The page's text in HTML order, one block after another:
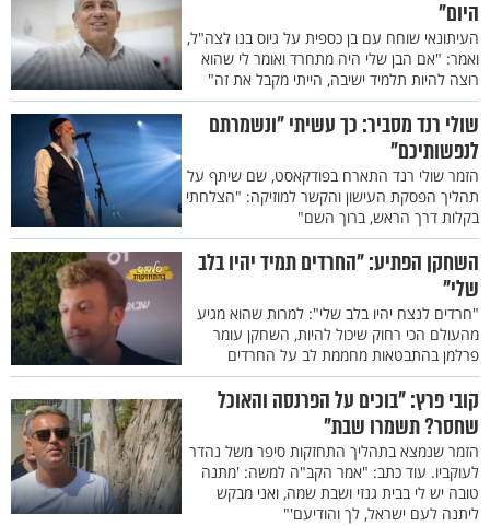
היום"
העיתונאי שוחח עם בן כספית על גיוס בנו לצה"ל,
ואמר: "אם הבן שלי היה מתחרד ואומר לי שהוא
רוצה להיות תלמיד ישיבה, הייתי מקבל את זה"
שולי רנד מסביר: כך עשיתי "ונשמרתם
לנפשותיכם"
הזמר שולי רנד התארח בפודקאסט, שם שיתף על
תהליך הפסקת העישון והקשר למוזיקה: "הצלחתי
בקלות דרך הראש, ברוך השם"
השחקן הפתיע: "החרדים תמיד יהיו בלב
שלי"
"חרדים לנצח יהיו בלב שלי": למרות שהוא מגיע
מהעולם הכי רחוק שיכול להיות, השחקן עומר
פרלמן בהתבטאות מחממת לב על החרדים
קובי פרץ: "בוכים על הפרנסה והאוכל
שחסר? תשמרו שבת"
הזמר שנמצא בתהליך התחזקות סיפר משל נהדר
לעוקביו. עוד כתב: "אמר הקב"ה למשה: 'מתנה
טובה יש לי בבית גנזי ושבת שמה, ואני מבקש
ליתנה לעם ישראל, לך והודיעם'"